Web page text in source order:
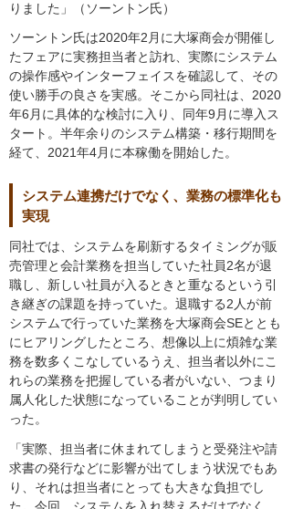
りました」（ソーントン氏）
ソーントン氏は2020年2月に大塚商会が開催し
たフェアに実務担当者と訪れ、実際にシステム
の操作感やインターフェイスを確認して、その
使い勝手の良さを実感。そこから同社は、2020
年6月に具体的な検討に入り、同年9月に導入ス
タート。半年余りのシステム構築・移行期間を
経て、2021年4月に本稼働を開始した。
システム連携だけでなく、業務の標準化も
実現
同社では、システムを刷新するタイミングが販
売管理と会計業務を担当していた社員2名が退
職し、新しい社員が入るときと重なるという引
き継ぎの課題を持っていた。退職する2人が前
システムで行っていた業務を大塚商会SEととも
にヒアリングしたところ、想像以上に煩雑な業
務を数多くこなしているうえ、担当者以外にこ
れらの業務を把握している者がいない、つまり
属人化した状態になっていることが判明してい
った。
「実際、担当者に休まれてしまうと受発注や請
求書の発行などに影響が出てしまう状況でもあ
り、それは担当者にとっても大きな負担でし
た。今回、システムを入れ替えるだけでなく、